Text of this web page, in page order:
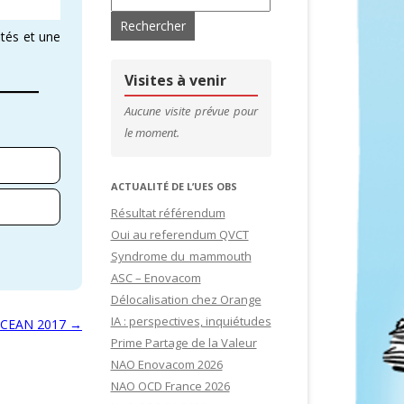
CONTACTS & LIENS UTILES
et une
2017 →
Visites à venir
Aucune visite prévue pour
le moment.
ACTUALITÉ DE L’UES OBS
Résultat référendum
Oui au referendum QVCT
Syndrome du mammouth
ASC – Enovacom
Délocalisation chez Orange
IA : perspectives, inquiétudes
Prime Partage de la Valeur
NAO Enovacom 2026
NAO OCD France 2026